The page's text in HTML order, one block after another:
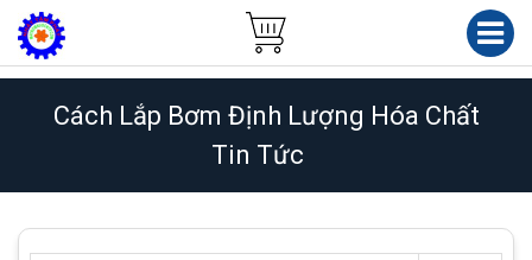
Cách Lắp Bơm Định Lượng Hóa Chất
Tin Tức